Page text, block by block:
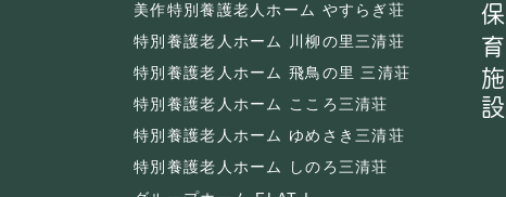
美作特別養護老人ホーム やすらぎ荘
特別養護老人ホーム 川柳の里三清荘
特別養護老人ホーム 飛鳥の里 三清荘
特別養護老人ホーム こころ三清荘
特別養護老人ホーム ゆめさき三清荘
特別養護老人ホーム しのろ三清荘
保育施設